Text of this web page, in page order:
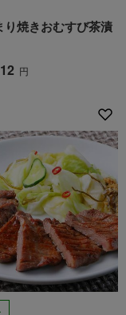
り焼きおむすび茶漬
円